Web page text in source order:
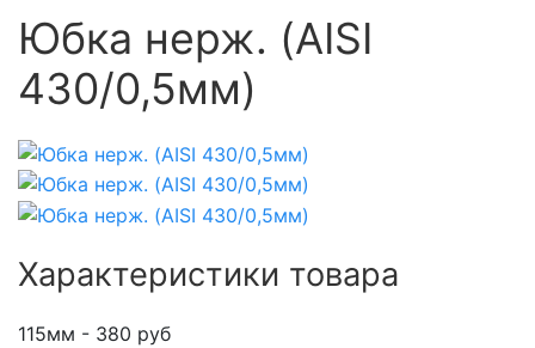
Юбка нерж. (AISI
430/0,5мм)
Характеристики товара
115мм - 380 руб